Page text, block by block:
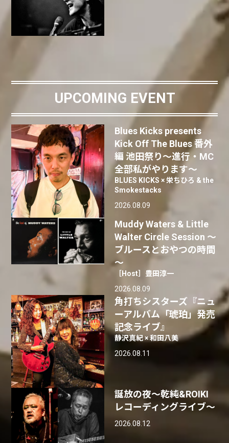
UPCOMING EVENT
Blues Kicks presents
Kick Off The Blues 番外
編 池田祭り〜進行・MC
全部私がやります〜
BLUES KICKS × 栄ちひろ & the
Smokestacks
2026.08.09
Muddy Waters & Little
Walter Circle Session ～
ブルースとおやつの時間
～
［Host］豊田淳一
2026.08.09
角打ちシスターズ『ニュ
ーアルバム「琥珀」発売
記念ライブ』
静沢真紀 × 和田八美
2026.08.11
誕放の夜〜乾純&ROIKI
レコーディングライブ〜
2026.08.12